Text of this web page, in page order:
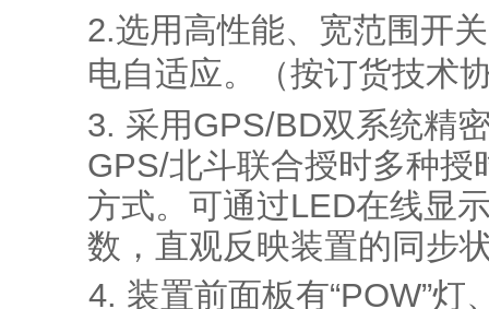
2.选用高性能、宽范围开
电自适应。（按订货技术
3. 采用GPS/BD双系统精
GPS/北斗联合授时多种
方式。可通过LED在线显
数，直观反映装置的同步
4. 装置前面板有“POW”灯